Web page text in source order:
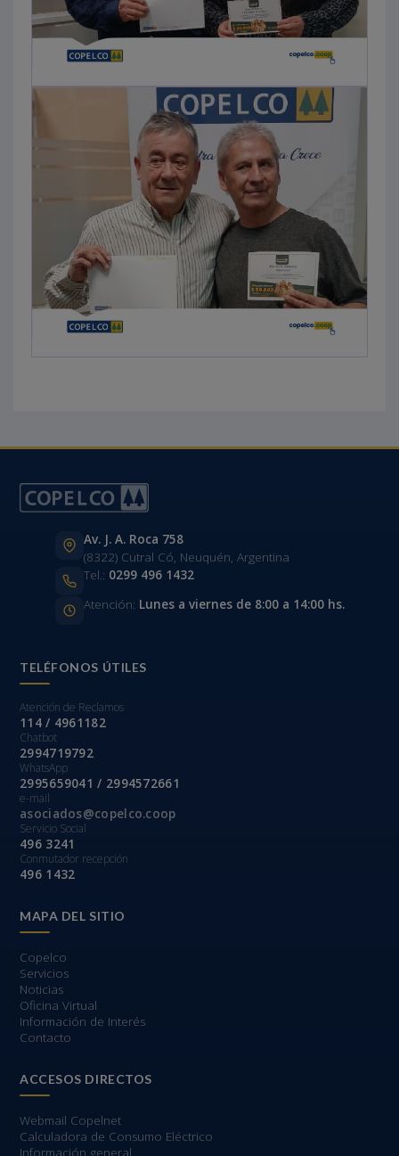
Av. J. A. Roca 758
(8322) Cutral Có, Neuquén, Argentina
Tel.: 0299 496 1432
Atención: Lunes a viernes de 8:00 a 14:00 hs.
TELÉFONOS ÚTILES
Atención de Reclamos
114 / 4961182
Chatbot
2994719792
WhatsApp
2995659041 / 2994572661
e-mail
asociados@copelco.coop
Servicio Social
496 3241
Conmutador recepción
496 1432
MAPA DEL SITIO
Copelco
Servicios
Noticias
Oficina Virtual
Información de Interés
Contacto
ACCESOS DIRECTOS
Webmail Copelnet
Calculadora de Consumo Eléctrico
Información general